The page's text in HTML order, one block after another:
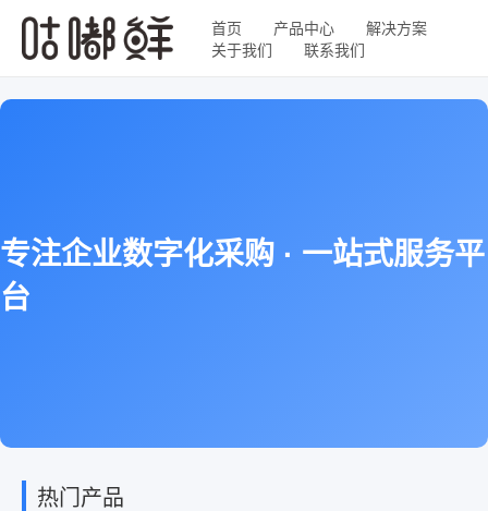
首页 产品中心
解决方案
关于我们
联系我们
专注企业数字化采购 · 一站式服务平
台
热门产品